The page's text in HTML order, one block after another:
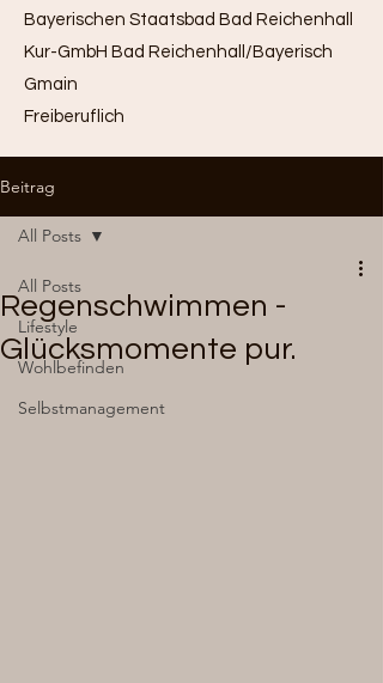
Bayerischen Staatsbad Bad Reichenhall
Kur-GmbH Bad Reichenhall/Bayerisch
Gmain
Freiberuflich
Beitrag
All Posts
Lifestyle
Wohlbefinden
Selbstmanagement
All Posts
Regenschwimmen -
Glücksmomente pur.